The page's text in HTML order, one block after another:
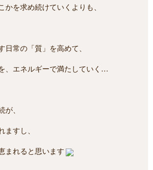
かを求め続けていくよりも、
日常の「質」を高めて、
、エネルギーで満たしていく…
が、
ますし、
まれると思います